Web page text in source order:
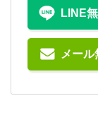
LINE
メー